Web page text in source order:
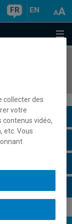
FR EN
collecter des
votre
contenus vidéo,
etc. Vous